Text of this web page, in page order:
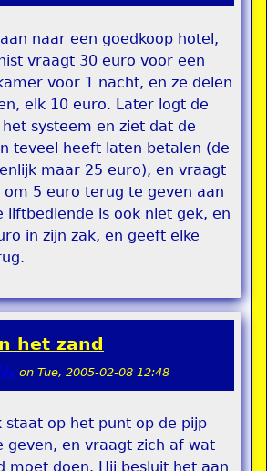
naar een goedkoop hotel,
vraagt 30 euro voor een
voor 1 nacht, en ze delen
elk 10 euro. Later logt de
systeem en ziet dat de
teveel heeft laten betalen (de
maar 25 euro), en vraagt
5 euro terug te geven aan
liftbediende is ook niet gek, en
in zijn zak, en geeft elke
het zand
on Tue, 2005-02-08 12:48
staat op het punt op de pijp
geven, en vraagt zich af wat
moet doen. Hij besluit het aan